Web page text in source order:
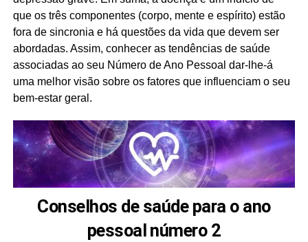
que os três componentes (corpo, mente e espírito) estão
fora de sincronia e há questões da vida que devem ser
abordadas. Assim, conhecer as tendências de saúde
associadas ao seu Número de Ano Pessoal dar-lhe-á
uma melhor visão sobre os fatores que influenciam o seu
bem-estar geral.
Conselhos de saúde para o ano
pessoal número 2